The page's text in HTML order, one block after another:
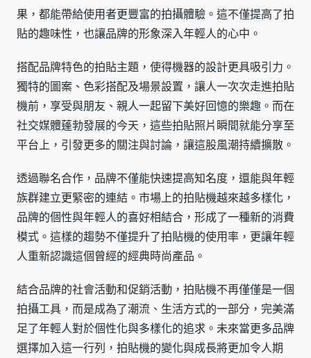
果，都能帶給使用者更豐富的拍攝體驗。這不僅提高了拍
貼的趣味性，也讓品牌的形象深入年輕人的心中。
搭配品牌特色的拍貼主題，使得機器的設計更具吸引力。
獨特的圖案、色彩搭配及場景設置，讓人一次次走進拍貼
機前，享受與朋友、親人一起留下美好回憶的樂趣。而在
社交媒體蓬勃發展的今天，這些拍貼照片瞬間就能分享至
平台上，引發更多的關注與討論，讓這股風潮持續擴散。
透過聯名合作，品牌不僅能快速提高知名度，還能與年輕
族群建立更緊密的連結。市場上的拍貼機越來越多樣化，
品牌的個性與年輕人的喜好相結合，形成了一種新的消費
模式。這樣的趨勢不僅提升了拍貼機的使用率，更讓年輕
人重新認識這個曾經的經典時尚產品。
結合品牌的社會活動和促銷活動，拍貼機不再僅僅是一個
拍攝工具，而是成為了潮流、生活方式的一部分，完美滿
足了年輕人對於個性化與多樣化的追求。未來當更多品牌
選擇加入這一行列，拍貼機的變化與成長將更加令人期